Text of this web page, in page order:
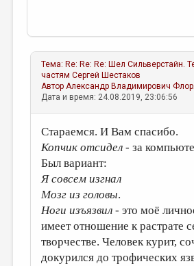
Тема: Re: Re: Re: Шел Сильверстайн.
частям Сергей Шестаков
АвторАлександр Владимирович
Дата и время: 24.08.2019, 23:06:56
Стараемся. И Вам спасибо.
Копчик отсидел- за
Был вариант:
Я совсем изгнал
Мозг из головы.
Ноги изъязвил - это моё
имеет отношение к растрате
творчестве. Человек курит,
докурился до трофических